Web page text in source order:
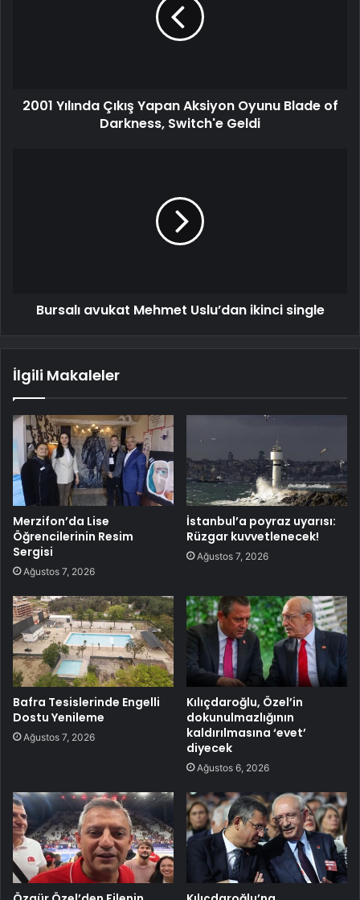
2001 Yılında Çıkış Yapan Aksiyon Oyunu Blade of
Darkness, Switch'e Geldi
Bursalı avukat Mehmet Uslu’dan ikinci single
İlgili Makaleler
Merzifon’da Lise
Öğrencilerinin Resim
Sergisi
Ağustos 7, 2026
İstanbul’a poyraz uyarısı:
Rüzgar kuvvetlenecek!
Ağustos 7, 2026
Bafra Tesislerinde Engelli
Dostu Yenileme
Ağustos 7, 2026
Kılıçdaroğlu, Özel’in
dokunulmazlığının
kaldırılmasına ‘evet’
diyecek
Ağustos 6, 2026